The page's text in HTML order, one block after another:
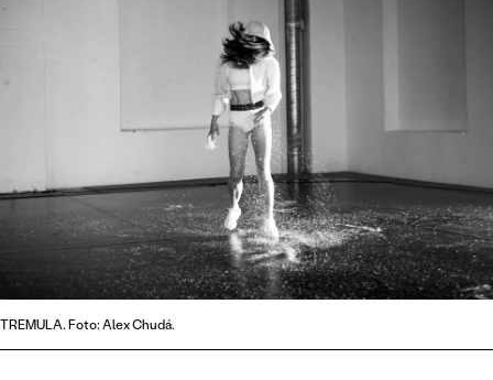
TREMULA. Foto: Alex Chudá.